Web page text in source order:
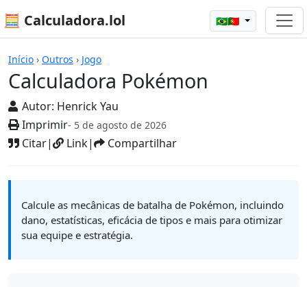
🧮 Calculadora.lol 🇧🇷🇵🇹
Início › Outros › Jogo
Calculadora Pokémon
Autor: Henrick Yau
Imprimir- 5 de agosto de 2026
Citar| Link| Compartilhar
Calculadoras
Calcule as mecânicas de batalha de Pokémon, incluindo
dano, estatísticas, eficácia de tipos e mais para otimizar
sua equipe e estratégia.